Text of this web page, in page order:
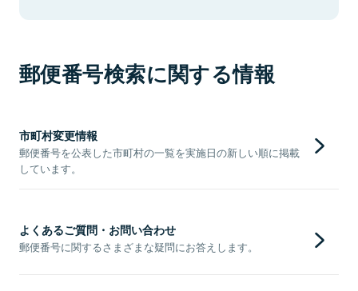
郵便番号検索に関する情報
市町村変更情報
郵便番号を公表した市町村の一覧を実施日の新しい順に掲載
しています。
よくあるご質問・お問い合わせ
郵便番号に関するさまざまな疑問にお答えします。